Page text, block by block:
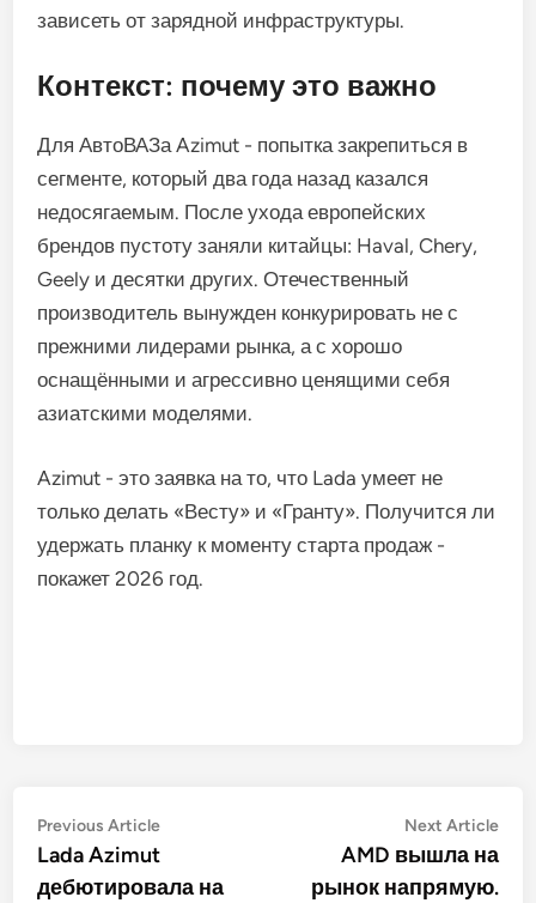
зависеть от зарядной инфраструктуры.
Контекст: почему это важно
Для АвтоВАЗа Azimut - попытка закрепиться в
сегменте, который два года назад казался
недосягаемым. После ухода европейских
брендов пустоту заняли китайцы: Haval, Chery,
Geely и десятки других. Отечественный
производитель вынужден конкурировать не с
прежними лидерами рынка, а с хорошо
оснащёнными и агрессивно ценящими себя
азиатскими моделями.
Azimut - это заявка на то, что Lada умеет не
только делать «Весту» и «Гранту». Получится ли
удержать планку к моменту старта продаж -
покажет 2026 год.
Post
navigation
Previous ArticlePrevious
article:
Lada Azimut
дебютировала на
Next Article
AMD вышла на
рынок напрямую.